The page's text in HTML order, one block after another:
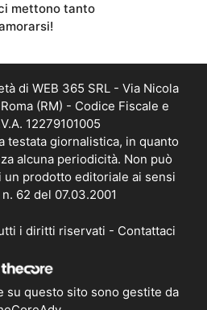
mettono tanto
di WEB 365 SRL - Via Nicola
(RM) - Codice Fiscale e
12279101005
testata giornalistica, in quanto
alcuna periodicità. Non può
prodotto editoriale ai sensi
62 del 07.03.2001
i diritti riservati - Contattaci
su questo sito sono gestite da